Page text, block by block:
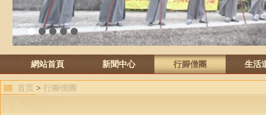
1 2 3 4 5
網站首頁 新聞中心 行腳僧團 生活
首页 > 行腳僧團